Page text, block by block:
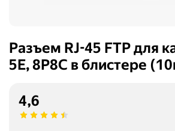
Разъем RJ-45 FTP для
5Е, 8P8C в блистере
4,6